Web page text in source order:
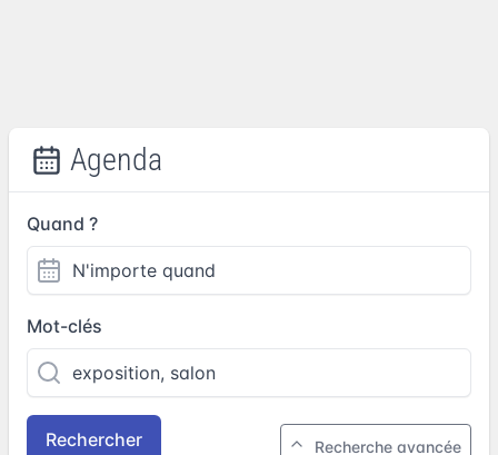
Agenda
Quand ?
Mot-clés
Rechercher Recherche avancée